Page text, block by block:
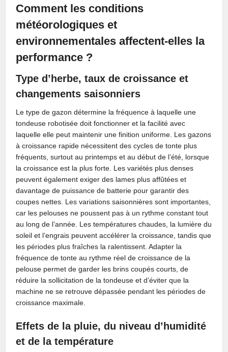
Comment les conditions
météorologiques et
environnementales affectent-elles la
performance ?
Type d’herbe, taux de croissance et
changements saisonniers
Le type de gazon détermine la fréquence à laquelle une
tondeuse robotisée doit fonctionner et la facilité avec
laquelle elle peut maintenir une finition uniforme. Les gazons
à croissance rapide nécessitent des cycles de tonte plus
fréquents, surtout au printemps et au début de l’été, lorsque
la croissance est la plus forte. Les variétés plus denses
peuvent également exiger des lames plus affûtées et
davantage de puissance de batterie pour garantir des
coupes nettes. Les variations saisonnières sont importantes,
car les pelouses ne poussent pas à un rythme constant tout
au long de l’année. Les températures chaudes, la lumière du
soleil et l’engrais peuvent accélérer la croissance, tandis que
les périodes plus fraîches la ralentissent. Adapter la
fréquence de tonte au rythme réel de croissance de la
pelouse permet de garder les brins coupés courts, de
réduire la sollicitation de la tondeuse et d’éviter que la
machine ne se retrouve dépassée pendant les périodes de
croissance maximale.
Effets de la pluie, du niveau d’humidité
et de la température